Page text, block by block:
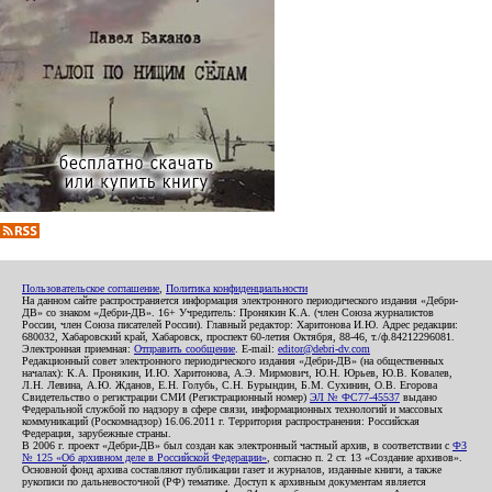
Пользовательское соглашение Политика конфиденциальности
На данном сайте распространяется информация электронного периодического издания «Дебри-
ДВ» со знаком «Дебри-ДВ». 16+ Учредитель: Пронякин К.А. (член Союза журналистов
России, член Союза писателей России). Главный редактор: Харитонова И.Ю. Адрес редакции:
680032, Хабаровский край, Хабаровск, проспект 60-летия Октября, 88-46, т./ф.84212296081.
Электронная приемная: Отправить сообщение . E-mail: editor@debri-dv.com
Редакционный совет электронного периодического издания «Дебри-ДВ» (на общественных
началах): К.А. Пронякин, И.Ю. Харитонова, А.Э. Мирмович, Ю.Н. Юрьев, Ю.В. Ковалев,
Л.Н. Левина, А.Ю. Жданов, Е.Н. Голубь, С.Н. Бурындин, Б.М. Сухинин, О.В. Егорова
Свидетельство о регистрации СМИ (Регистрационный номер) ЭЛ № ФС77-45537 выдано
Федеральной службой по надзору в сфере связи, информационных технологий и массовых
коммуникаций (Роскомнадзор) 16.06.2011 г. Территория распространения: Российская
Федерация, зарубежные страны.
В 2006 г. проект «Дебри-ДВ» был создан как электронный частный архив, в соответствии с ФЗ
№ 125 «Об архивном деле в Российской Федерации» , согласно п. 2 ст. 13 «Создание архивов».
Основной фонд архива составляют публикации газет и журналов, изданные книги, а также
рукописи по дальневосточной (РФ) тематике. Доступ к архивным документам является